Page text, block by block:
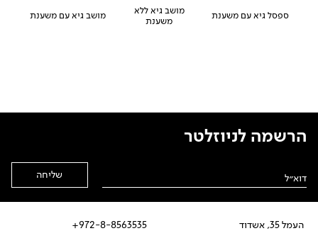
ספסל גיא עם משענת
מושב גיא ללא
משענת
מושב גיא עם משענת
העמל 35, אשדוד 972-8-8563535+
הרשמה לניוזלטר